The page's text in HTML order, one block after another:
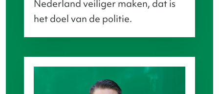
Nederland veiliger maken, dat is
het doel van de politie.